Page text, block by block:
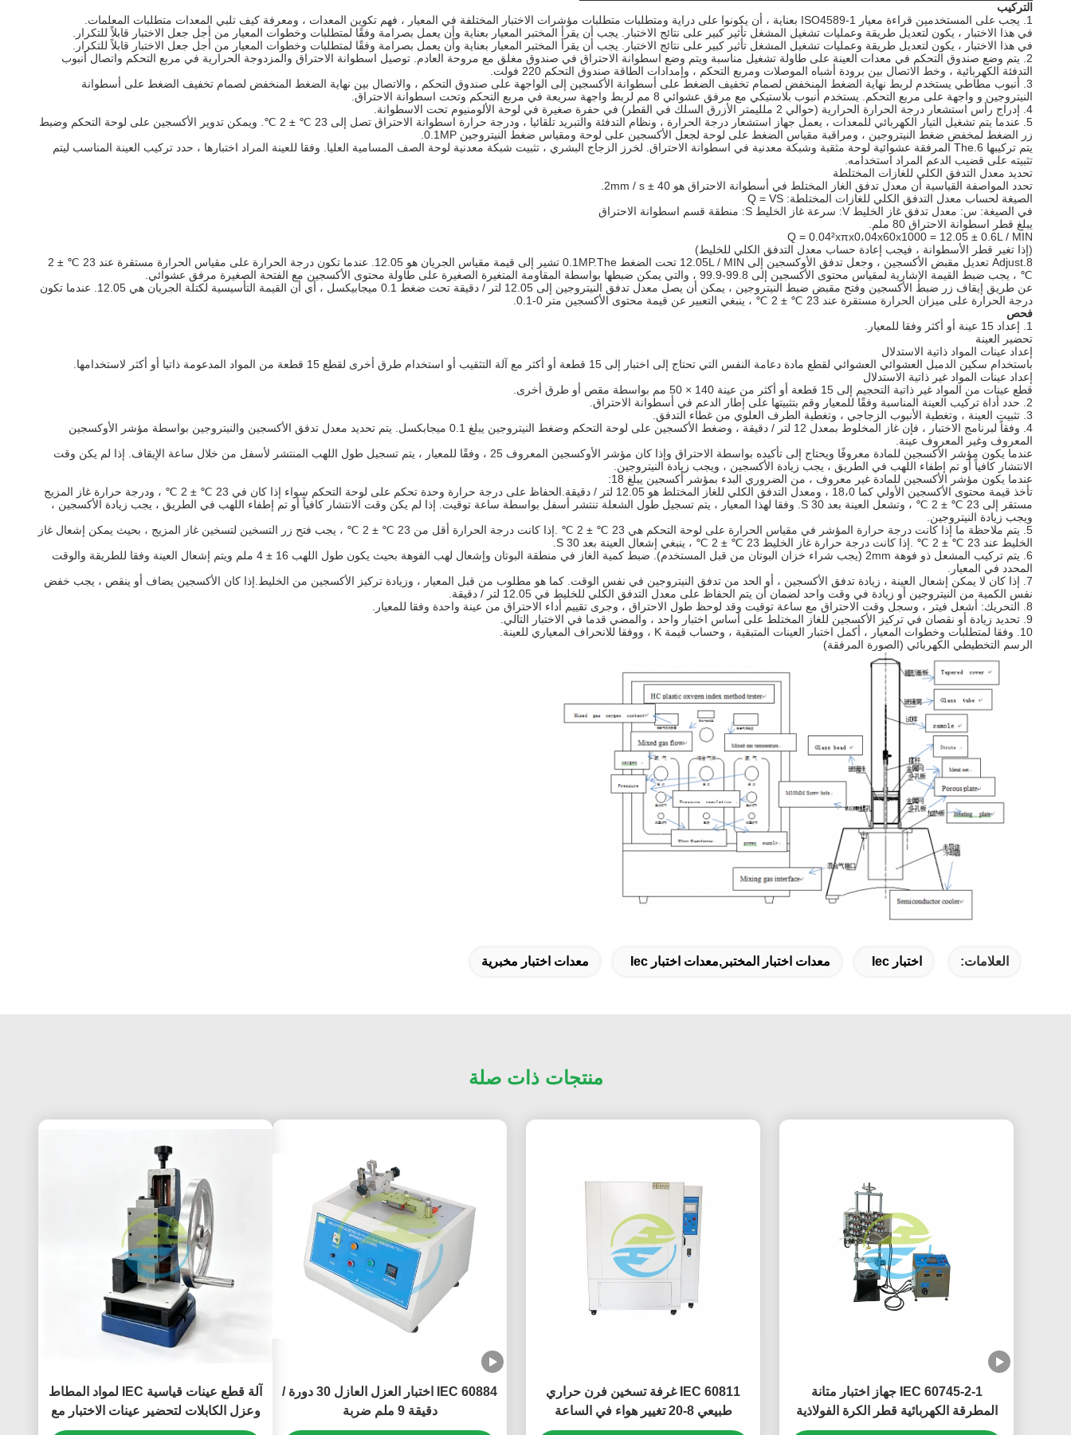
التركيب
1. يجب على المستخدمين قراءة معيار ISO4589-1 بعناية ، أن يكونوا على دراية ومتطلبات متطلبات مؤشرات الاختبار المختلفة في المعيار ، فهم تكوين المعدات ، ومعرفة كيف تلبي المعدات متطلبات المعلمات.
في هذا الاختبار ، يكون لتعديل طريقة وعمليات تشغيل المشغل تأثير كبير على نتائج الاختبار.
يجب أن يقرأ المختبر المعيار بعناية وأن يعمل بصرامة وفقًا لمتطلبات وخطوات المعيار من أجل جعل الاختبار قابلاً للتكرار.
في هذا الاختبار ، يكون لتعديل طريقة وعمليات تشغيل المشغل تأثير كبير على نتائج الاختبار.
يجب أن يقرأ المختبر المعيار بعناية وأن يعمل بصرامة وفقًا لمتطلبات وخطوات المعيار من أجل جعل الاختبار قابلاً للتكرار.
2. يتم وضع صندوق التحكم في معدات العينة على طاولة تشغيل مناسبة ويتم وضع اسطوانة الاحتراق في صندوق مغلق مع مروحة العادم.
توصيل اسطوانة الاحتراق والمزدوجة الحرارية في مربع التحكم واتصال أنبوب
التدفئة الكهربائية ، وخط الاتصال بين برودة أشباه الموصلات ومربع التحكم ، وإمدادات الطاقة صندوق التحكم 220 فولت.
3. أنبوب مطاطي يستخدم لربط نهاية الضغط المنخفض لصمام تخفيف الضغط على أسطوانة الأكسجين إلى الواجهة على صندوق التحكم ، والاتصال بين نهاية الضغط المنخفض لصمام تخفيف الضغط على أسطوانة
النيتروجين و واجهة على مربع التحكم. يستخدم أنبوب بلاستيكي مع مرفق عشوائي 8 مم لربط واجهة سريعة في مربع التحكم وتحت اسطوانة الاحتراق.
4. إدراج رأس استشعار درجة الحرارة الحرارية (حوالي 2 ملليمتر الأزرق السلك في القطر) في حفرة صغيرة في لوحة الألومنيوم تحت الاسطوانة.
5. عندما يتم تشغيل التيار الكهربائي للمعدات ، يعمل جهاز استشعار درجة الحرارة ، ونظام التدفئة والتبريد تلقائيا ، ودرجة حرارة اسطوانة الاحتراق تصل إلى 23 ℃ ± 2 ℃. ويمكن تدوير الأكسجين على لوحة التحكم وضبط
زر الضغط لمخفض ضغط النيتروجين ، ومراقبة مقياس الضغط على لوحة لجعل الأكسجين على لوحة ومقياس ضغط النيتروجين 0.1MP.
يتم تركيبها 6.The المرفقة عشوائية لوحة مثقبة وشبكة معدنية في اسطوانة الاحتراق. لخرز الزجاج البشري ، تثبيت شبكة معدنية لوحة الصف المسامية العليا.
وفقا للعينة المراد اختبارها ، حدد تركيب العينة المناسب ليتم
تثبيته على قضيب الدعم المراد استخدامه.
تحديد معدل التدفق الكلي للغازات المختلطة
تحدد المواصفة القياسية أن معدل تدفق الغاز المختلط في أسطوانة الاحتراق هو 40 ± 2mm / s.
الصيغة لحساب معدل التدفق الكلي للغازات المختلطة: Q = VS
في الصيغة: س: معدل تدفق غاز الخليط V: سرعة غاز الخليط S: منطقة قسم اسطوانة الاحتراق
يبلغ قطر اسطوانة الاحتراق 80 ملم.
Q = 0.04²xπx0،04x60x1000 = 12.05 ± 0.6L / MIN
(إذا تغير قطر الأسطوانة ، فيجب إعادة حساب معدل التدفق الكلي للخليط)
8.Adjust تعديل مقبض الأكسجين ، وجعل تدفق الأوكسجين إلى 12.05L / MIN تحت الضغط 0.1MP.The تشير إلى قيمة مقياس الجريان هو 12.05.
عندما تكون درجة الحرارة على مقياس الحرارة مستقرة عند 23 ℃ ± 2
℃ ، يجب ضبط القيمة الإشارية لمقياس محتوى الأكسجين إلى 99.8-99.9 ، والتي يمكن ضبطها بواسطة المقاومة المتغيرة الصغيرة على طاولة محتوى الأكسجين مع الفتحة الصغيرة مرفق عشوائي.
عن طريق إيقاف زر ضبط الأكسجين وفتح مقبض ضبط النيتروجين ، يمكن أن يصل معدل تدفق النيتروجين إلى 12.05 لتر / دقيقة تحت ضغط 0.1 ميجابيكسل ، أي أن القيمة التأسيسية لكتلة الجريان هي 12.05.
عندما تكون
درجة الحرارة على ميزان الحرارة مستقرة عند 23 ℃ ± 2 ℃ ، ينبغي التعبير عن قيمة محتوى الأكسجين متر 0-0.1.
فحص
1. إعداد 15 عينة أو أكثر وفقا للمعيار.
تحضير العينة
إعداد عينات المواد ذاتية الاستدلال
باستخدام سكين الدمبل العشوائي العشوائي لقطع مادة دعامة النفس التي تحتاج إلى اختبار إلى 15 قطعة أو أكثر مع آلة التثقيب أو استخدام طرق أخرى لقطع 15 قطعة من المواد المدعومة ذاتيا أو أكثر لاستخدامها.
إعداد عينات المواد غير ذاتية الاستدلال
قطع عينات من المواد غير ذاتية التحجيم إلى 15 قطعة أو أكثر من عينة 140 × 50 مم بواسطة مقص أو طرق أخرى.
2. حدد أداة تركيب العينة المناسبة وفقًا للمعيار وقم بتثبيتها على إطار الدعم في أسطوانة الاحتراق.
3. تثبيت العينة ، وتغطية الأنبوب الزجاجي ، وتغطية الطرف العلوي من غطاء التدفق.
4.
وفقاً لبرنامج الاختبار ، فإن غاز المخلوط بمعدل 12 لتر / دقيقة ، وضغط الأكسجين على لوحة التحكم وضغط النيتروجين يبلغ 0.1 ميجابكسل. يتم تحديد معدل تدفق الأكسجين والنيتروجين بواسطة مؤشر الأوكسجين
المعروف وغير المعروف عينة.
عندما يكون مؤشر الأكسجين للمادة معروفًا ويحتاج إلى تأكيده بواسطة الاحتراق وإذا كان مؤشر الأوكسجين المعروف 25 ، وفقًا للمعيار ، يتم تسجيل طول اللهب المنتشر لأسفل من خلال ساعة الإيقاف.
إذا لم يكن وقت
الانتشار كافياً أو تم إطفاء اللهب في الطريق ، يجب زيادة الأكسجين ، ويجب زيادة النيتروجين.
عندما يكون مؤشر الأكسجين للمادة غير معروف ، من الضروري البدء بمؤشر أكسجين يبلغ 18:
تأخذ قيمة محتوى الأكسجين الأولي كما 18،0 ، ومعدل التدفق الكلي للغاز المختلط هو 12.05 لتر / دقيقة.الحفاظ على درجة حرارة وحدة تحكم على لوحة التحكم سواء إذا كان في 23 ℃ ± 2 ℃ ، ودرجة حرارة غاز المزيج
مستقر إلى 23 ℃ ± 2 ℃ ، وتشعل العينة بعد 30 S. وفقا لهذا المعيار ، يتم تسجيل طول الشعلة تنتشر أسفل بواسطة ساعة توقيت.
إذا لم يكن وقت الانتشار كافياً أو تم إطفاء اللهب في الطريق ، يجب زيادة الأكسجين ،
ويجب زيادة النيتروجين.
5. يتم ملاحظة ما إذا كانت درجة حرارة المؤشر في مقياس الحرارة على لوحة التحكم هي 23 ℃ ± 2 ℃ .إذا كانت درجة الحرارة أقل من 23 ℃ ± 2 ℃ ، يجب فتح زر التسخين لتسخين غاز المزيج ، بحيث يمكن إشعال غاز
الخليط عند 23 ℃ ± 2 ℃ .إذا كانت درجة حرارة غاز الخليط 23 ℃ ± 2 ℃ ، ينبغي إشعال العينة بعد 30 S.
6. يتم تركيب المشعل ذو فوهة 2mm (يجب شراء خزان البوتان من قبل المستخدم).
ضبط كمية الغاز في منطقة البوتان وإشعال لهب الفوهة بحيث يكون طول اللهب 16 ± 4 ملم ويتم إشعال العينة وفقا للطريقة والوقت
المحدد في المعيار.
7. إذا كان لا يمكن إشعال العينة ، زيادة تدفق الأكسجين ، أو الحد من تدفق النيتروجين في نفس الوقت.
كما هو مطلوب من قبل المعيار ، وزيادة تركيز الأكسجين من الخليط.إذا كان الأكسجين يضاف أو ينقص ، يجب خفض
نفس الكمية من النيتروجين أو زيادة في وقت واحد لضمان أن يتم الحفاظ على معدل التدفق الكلي للخليط في 12.05 لتر / دقيقة.
8. التحريك: أشعل فيتر
، وسجل وقت الاحتراق مع ساعة توقيت وقد لوحظ طول الاحتراق ، وجرى تقييم أداء الاحتراق من عينة واحدة وفقا للمعيار.
9. تحديد زيادة أو نقصان في تركيز الأكسجين للغاز المختلط على أساس اختبار واحد ، والمضي قدما في الاختبار التالي.
10. وفقا لمتطلبات وخطوات المعيار ، أكمل اختبار العينات المتبقية ، وحساب قيمة K ، ووفقا للانحراف المعياري للعينة.
الرسم التخطيطي الكهربائي (الصورة المرفقة)
العلامات: اختبار Iec معدات اختبار المختبر,معدات اختبار Iec معدات اختبار مخبرية
منتجات ذات صلة
IEC 60745-2-1 جهاز اختبار متانة
المطرقة الكهربائية قطر الكرة الفولاذية
38 مم
IEC 60811 غرفة تسخين فرن حراري
طبيعي 8-20 تغيير هواء في الساعة
IEC 60884 اختبار العزل العازل 30 دورة /
دقيقة 9 ملم ضربة
آلة قطع عينات قياسية IEC لمواد المطاط
وعزل الكابلات لتحضير عينات الاختبار مع
قالب دمبل مخصص